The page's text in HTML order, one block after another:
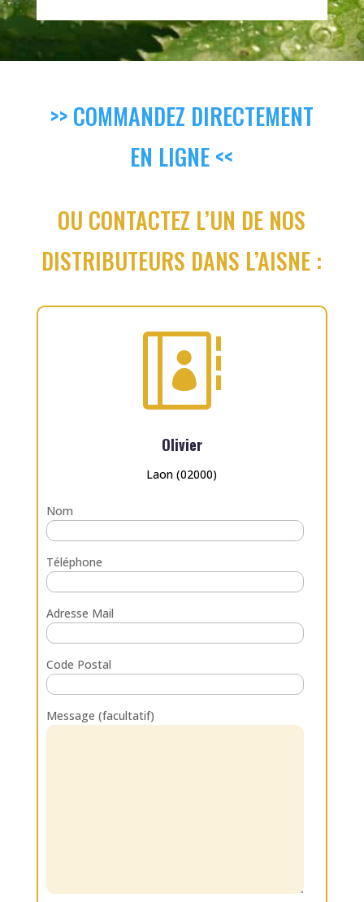
>> COMMANDEZ DIRECTEMENT
EN LIGNE <<
OU CONTACTEZ L’UN DE NOS
DISTRIBUTEURS DANS L’AISNE :

Olivier
Laon (02000)
Nom
Téléphone
Adresse Mail
Code Postal
Message (facultatif)